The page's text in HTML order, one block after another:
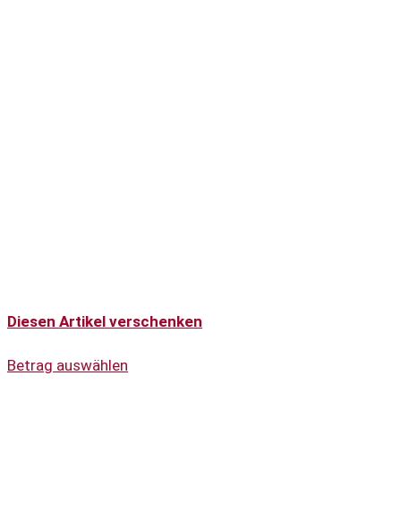
Diesen Artikel verschenken
Betrag auswählen